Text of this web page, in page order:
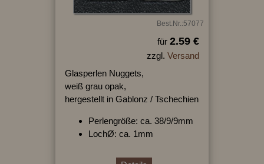
Best.Nr.:57077
für 2.59 €
zzgl. Versand
Glasperlen Nuggets,
weiß grau opak,
hergestellt in Gablonz / Tschechien
Perlengröße: ca. 38/9/9mm
LochØ: ca. 1mm